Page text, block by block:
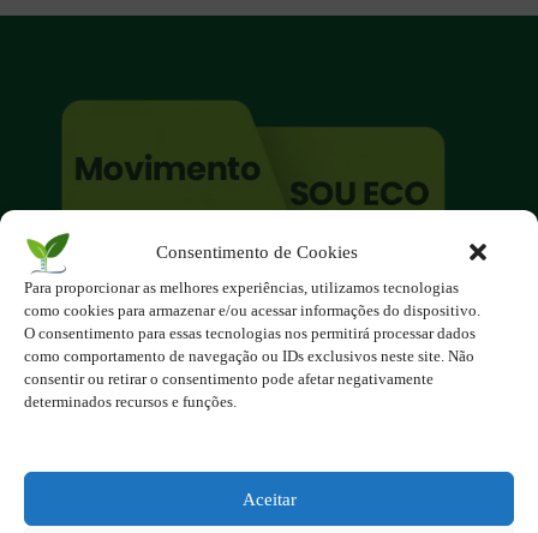
Consentimento de Cookies
Para proporcionar as melhores experiências, utilizamos tecnologias
como cookies para armazenar e/ou acessar informações do dispositivo.
O consentimento para essas tecnologias nos permitirá processar dados
como comportamento de navegação ou IDs exclusivos neste site. Não
consentir ou retirar o consentimento pode afetar negativamente
determinados recursos e funções.
Aceitar
O site é um movimento ambientalista!
Participe você também!
Podemos fazer muito
se nos unirmos!
Inscreva-se na Newsletter